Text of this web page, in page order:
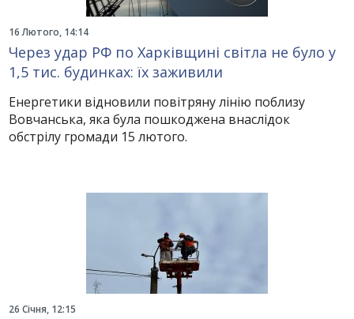
16 Лютого, 14:14
Через удар РФ по Харківщині світла не було у
1,5 тис. будинках: їх заживили
Енергетики відновили повітряну лінію поблизу
Вовчанська, яка була пошкоджена внаслідок
обстрілу громади 15 лютого.
26 Січня, 12:15